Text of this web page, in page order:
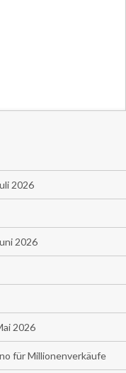
2026
2026
2026
für Millionenverkäufe